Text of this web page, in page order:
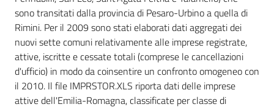
Seguici
su
sono transitati dalla provincia di Pesaro-Urbino a quella di
Rimini. Per il 2009 sono stati elaborati dati aggregati dei
nuovi sette comuni relativamente alle imprese registrate,
attive, iscritte e cessate totali (comprese le cancellazioni
d'ufficio) in modo da coinsentire un confronto omogeneo con
il 2010. Il file IMPRSTOR.XLS riporta dati delle imprese
attive dell'Emilia-Romagna, classificate per classe di